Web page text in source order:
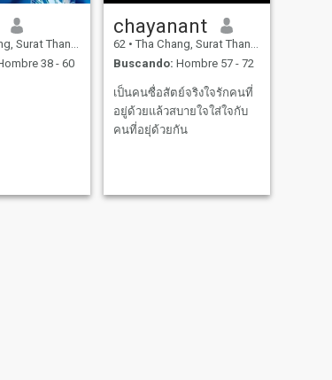
Thani, Tailandia
38 - 60
chayanant
62 • Tha Chang, Surat Thani, Tailandia
Buscando: Hombre 57 - 72
เป็นคนซื่อสัตย์จริงใจรักคนที่
อยู่ด้วยแล้วสบายใจใส่ใจกับ
คนที่อยุ่ด้วยกัน